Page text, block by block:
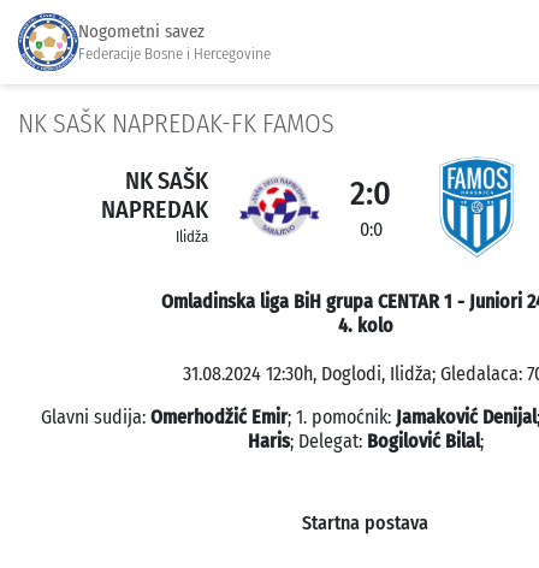
Nogometni savez
Federacije Bosne i Hercegovine
NK SAŠK NAPREDAK-FK FAMOS
NK SAŠK
NAPREDAK
Ilidža
2:0
0:0
Omladinska liga BiH grupa CENTAR 1 - Juniori
4. kolo
31.08.2024 12:30h, Doglodi, Ilidža; Gledalaca:
Glavni sudija: Omerhodžić Emir; 1. pomoćnik: Jamaković Denijal
Haris; Delegat: Bogilović Bilal;
Startna postava